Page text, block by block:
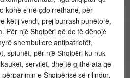
kohë e në çdo rrethanë, për
këtij vendi, prej burrash punëtorë,
Për një Shqipëri që do të dënojë
shembullore antipatriotët,
spiunët, për një Shqipëri ku nuk
servilët, dhe të gjithë ata që
e Shqipërisë së rilindur,